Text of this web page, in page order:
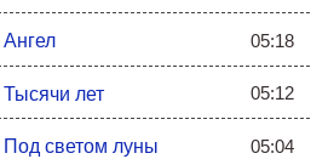
Ангел 05:18
Тысячи лет 05:12
Под светом луны 05:04